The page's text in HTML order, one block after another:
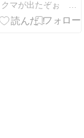
プレーオフ2
編成 キャラに